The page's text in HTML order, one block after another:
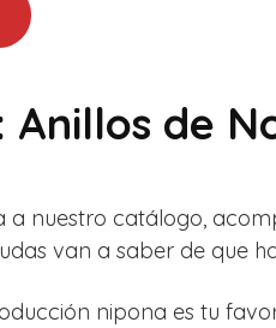
de
nuestro catálogo,
van a saber de que
nipona es tu